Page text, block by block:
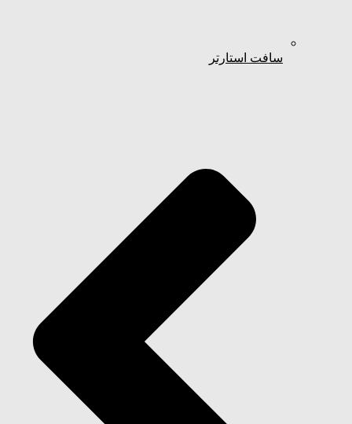
سافت استارتر